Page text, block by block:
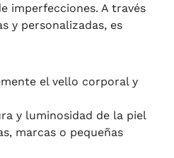
imperfecciones. A través
y personalizadas, es
el vello corporal y
y luminosidad de la piel
marcas o pequeñas